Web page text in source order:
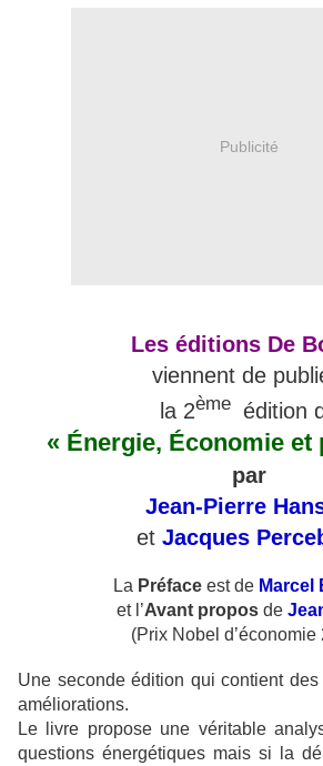
Publicité
Les éditions De
viennent de
la 2ème édition
« Énergie, Économie et
par
Jean-Pierre
et Jacques
La Préface est de Marcel
et l’Avant propos de
(Prix Nobel d’économie
Une seconde édition qui contient
améliorations.
Le livre propose une véritable
questions énergétiques mais si la